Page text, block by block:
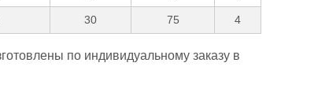
30 75 4
по индивидуальному заказу в